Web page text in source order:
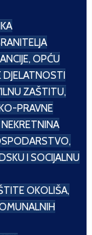
OPĆU
DJELATNOSTI
ZAŠTITU,
PRAVNE
I SOCIJALNU
OKOLIŠA,